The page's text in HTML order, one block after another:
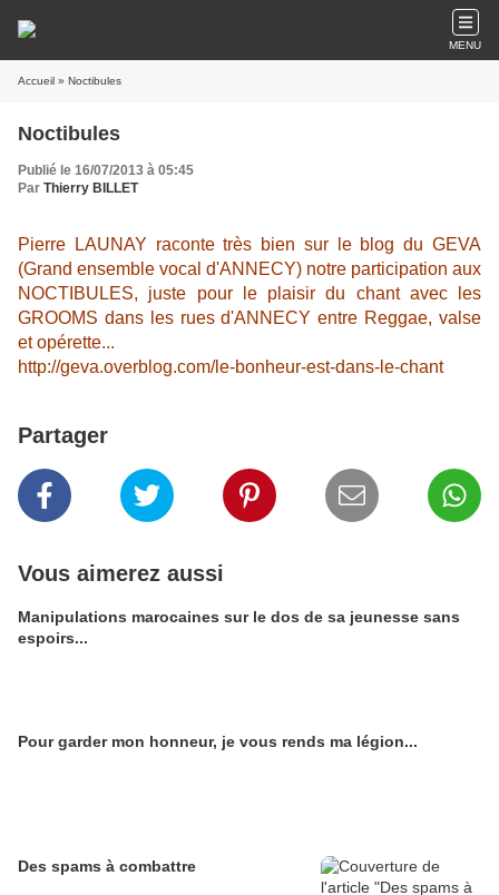
MENU
Accueil » Noctibules
Noctibules
Publié le 16/07/2013 à 05:45
Par Thierry BILLET
Pierre LAUNAY raconte très bien sur le blog du GEVA
(Grand ensemble vocal d'ANNECY) notre participation aux
NOCTIBULES, juste pour le plaisir du chant avec les
GROOMS dans les rues d'ANNECY entre Reggae, valse
et opérette...
http://geva.overblog.com/le-bonheur-est-dans-le-chant
Partager
Vous aimerez aussi
Manipulations marocaines sur le dos de sa jeunesse sans
espoirs...
Pour garder mon honneur, je vous rends ma légion...
Des spams à combattre